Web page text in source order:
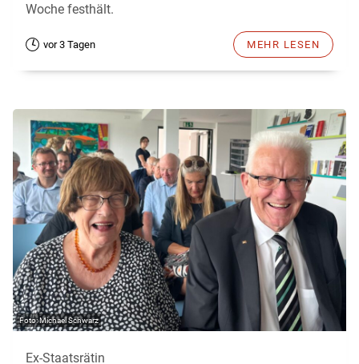
Woche festhält.
vor 3 Tagen MEHR LESEN
Michael Schwarz
Ex-Staatsrätin